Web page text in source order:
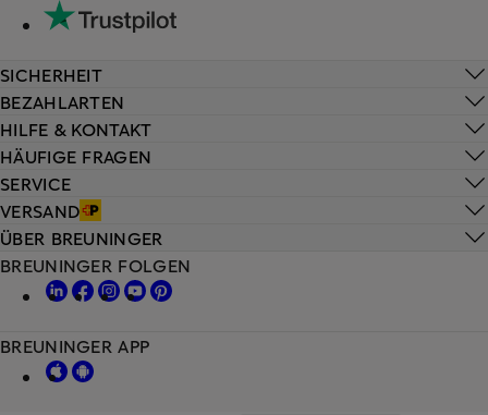
HILFE & KONTAKT
HÄUFIGE FRAGEN
SERVICE
VERSAND
SICHERHEIT
BEZAHLARTEN
ÜBER BREUNINGER
BREUNINGER FOLGEN
BREUNINGER APP